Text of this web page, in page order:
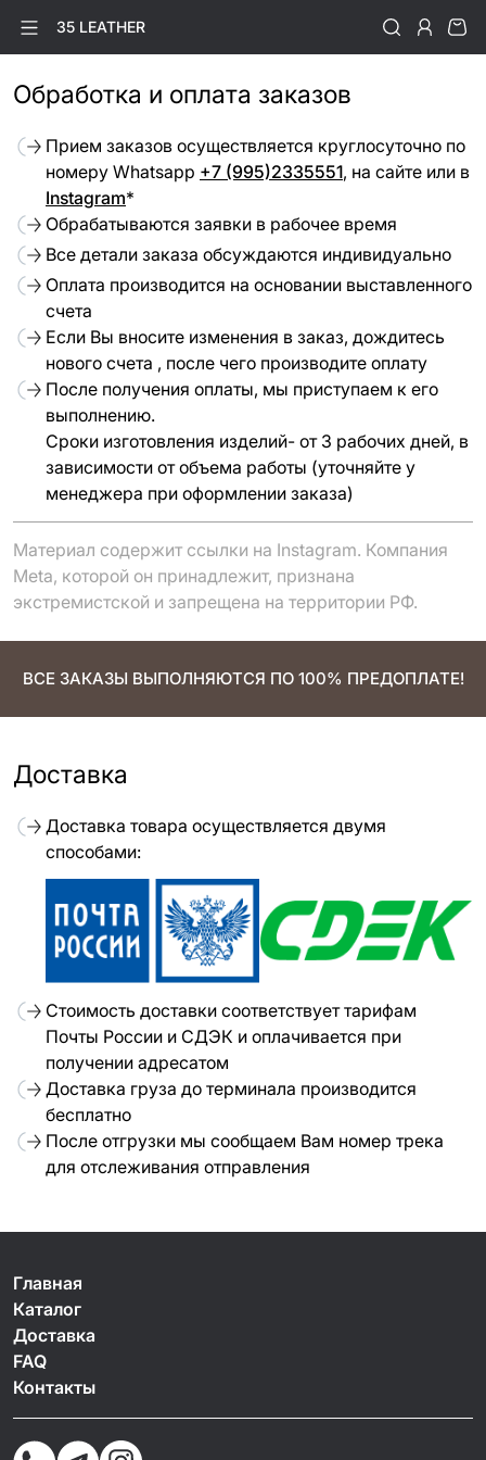
35 LEATHER
Обработка и оплата заказов
Прием заказов осуществляется круглосуточно по
номеру Whatsapp +7 (995)2335551, на сайте или в
Instagram*
Обрабатываются заявки в рабочее время
Все детали заказа обсуждаются индивидуально
Оплата производится на основании выставленного
счета
Если Вы вносите изменения в заказ, дождитесь
нового счета , после чего производите оплату
После получения оплаты, мы приступаем к его
выполнению.
Сроки изготовления изделий- от 3 рабочих дней, в
зависимости от объема работы (уточняйте у
менеджера при оформлении заказа)
Материал содержит ссылки на Instagram. Компания
Meta, которой он принадлежит, признана
экстремистской и запрещена на территории РФ.
ВСЕ ЗАКАЗЫ ВЫПОЛНЯЮТСЯ ПО 100% ПРЕДОПЛАТЕ!
Доставка
Доставка товара осуществляется двумя
способами:
Стоимость доставки соответствует тарифам
Почты России и СДЭК и оплачивается при
получении адресатом
Доставка груза до терминала производится
бесплатно
После отгрузки мы сообщаем Вам номер трека
для отслеживания отправления
Главная
Каталог
Доставка
FAQ
Контакты